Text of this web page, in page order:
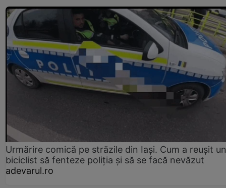
Urmărire comică pe străzile din Iași. Cum a reușit un
biciclist să fenteze poliția și să se facă nevăzut
adevarul.ro